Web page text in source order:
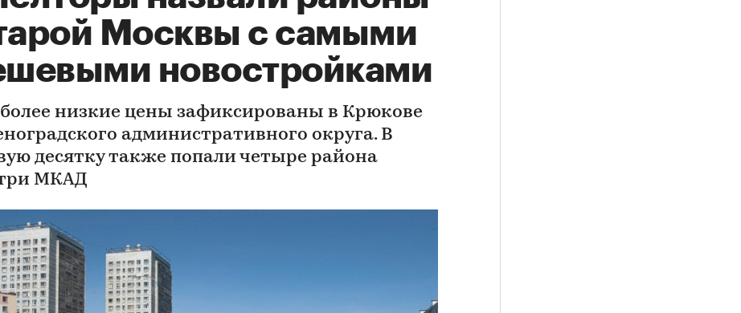
Москвы с самыми
новостройками
низкие цены зафиксированы в Крюкове
административного округа. В
десятку также попали четыре района
МКАД